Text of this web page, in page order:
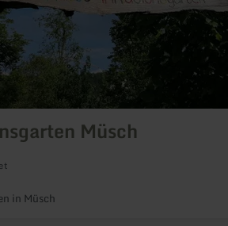
Müsch
in Müsch